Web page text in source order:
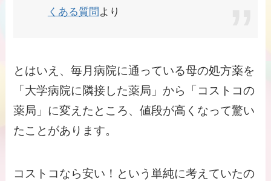
くある質問 より
とはいえ、毎月病院に通っている母の処方薬を
「大学病院に隣接した薬局」から「コストコの
薬局」に変えたところ、値段が高くなって驚い
たことがあります。
コストコなら安い！という単純に考えていたの